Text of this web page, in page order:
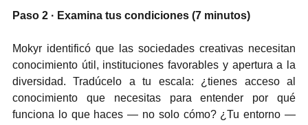
Paso 2 · Examina tus condiciones (7 minutos)
Mokyr identificó que las sociedades creativas necesitan
conocimiento útil, instituciones favorables y apertura a la
diversidad. Tradúcelo a tu escala: ¿tienes acceso al
conocimiento que necesitas para entender por qué
funciona lo que haces — no solo cómo? ¿Tu entorno —